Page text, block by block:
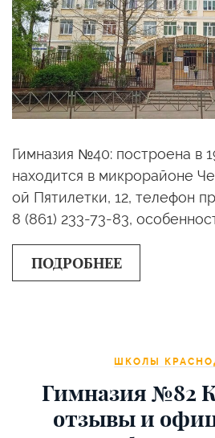
Гимназия №40: построена в
находится в микрорайоне
ой Пятилетки, 12, телефон
8 (861) 233-73-83,
ПОДРОБНЕЕ
ШКОЛЫ
Гимназия №82
отзывы и